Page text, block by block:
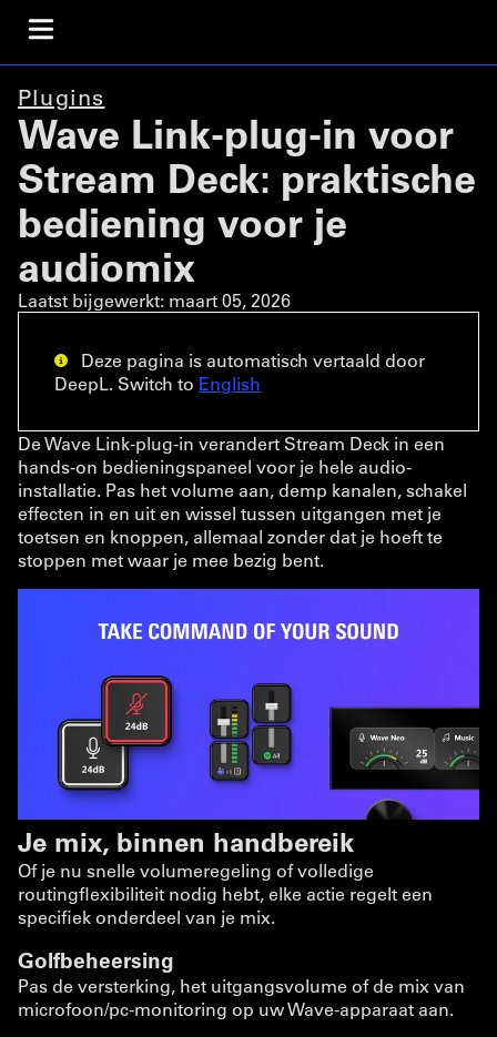
Plugins
Wave Link-plug-in voor
Stream Deck: praktische
bediening voor je
audiomix
Laatst bijgewerkt: maart 05, 2026
Deze pagina is automatisch vertaald door
DeepL. Switch to English
De Wave Link-plug-in verandert Stream Deck in een
hands-on bedieningspaneel voor je hele audio-
installatie. Pas het volume aan, demp kanalen, schakel
effecten in en uit en wissel tussen uitgangen met je
toetsen en knoppen, allemaal zonder dat je hoeft te
stoppen met waar je mee bezig bent.
Je mix, binnen handbereik
Of je nu snelle volumeregeling of volledige
routingflexibiliteit nodig hebt, elke actie regelt een
specifiek onderdeel van je mix.
Golfbeheersing
Pas de versterking, het uitgangsvolume of de mix van
microfoon/pc-monitoring op uw Wave-apparaat aan.